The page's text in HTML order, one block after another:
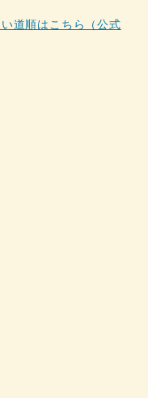
道順はこちら（公式